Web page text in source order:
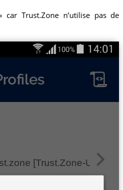
Trust.Zone n’utilise pas de
[Trust.Zone-United-